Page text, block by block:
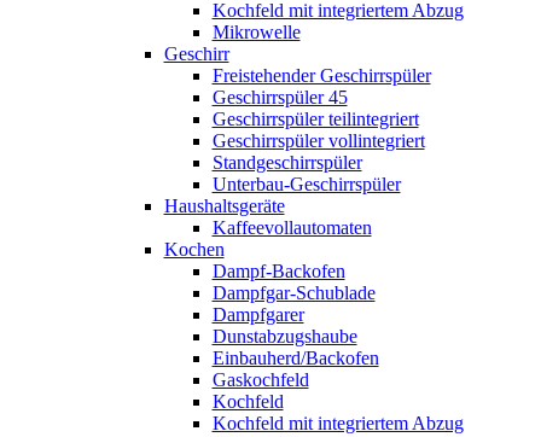
Kochfeld mit integriertem Abzug
Mikrowelle
Geschirr
Freistehender Geschirrspüler
Geschirrspüler 45
Geschirrspüler teilintegriert
Geschirrspüler vollintegriert
Standgeschirrspüler
Unterbau-Geschirrspüler
Haushaltsgeräte
Kaffeevollautomaten
Kochen
Dampf-Backofen
Dampfgar-Schublade
Dampfgarer
Dunstabzugshaube
Einbauherd/Backofen
Gaskochfeld
Kochfeld
Kochfeld mit integriertem Abzug